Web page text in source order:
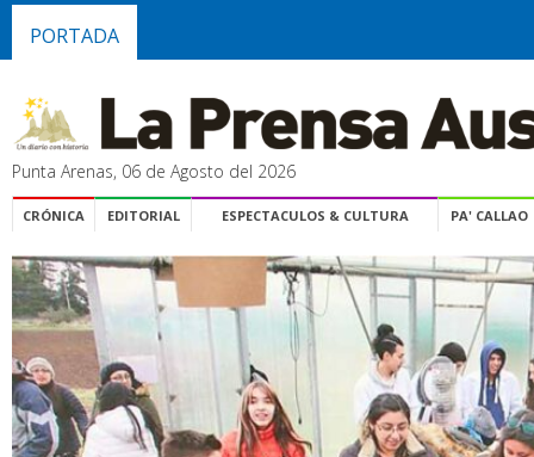
PORTADA
Punta Arenas, 06 de Agosto del 2026
CRÓNICA EDITORIAL ESPECTACULOS & CULTURA PA' CALLAO